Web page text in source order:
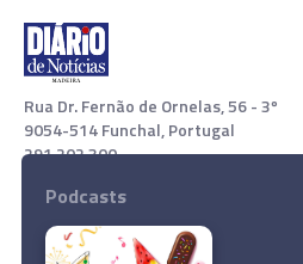
Rua Dr. Fernão de Ornelas, 56 - 3º
9054-514 Funchal, Portugal
291 202 300
Download App
Podcasts